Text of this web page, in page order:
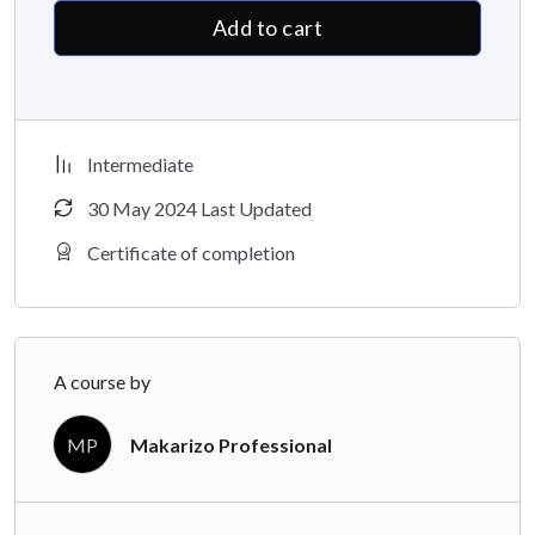
Add to cart
Intermediate
30 May 2024 Last Updated
Certificate of completion
A course by
MP Makarizo Professional